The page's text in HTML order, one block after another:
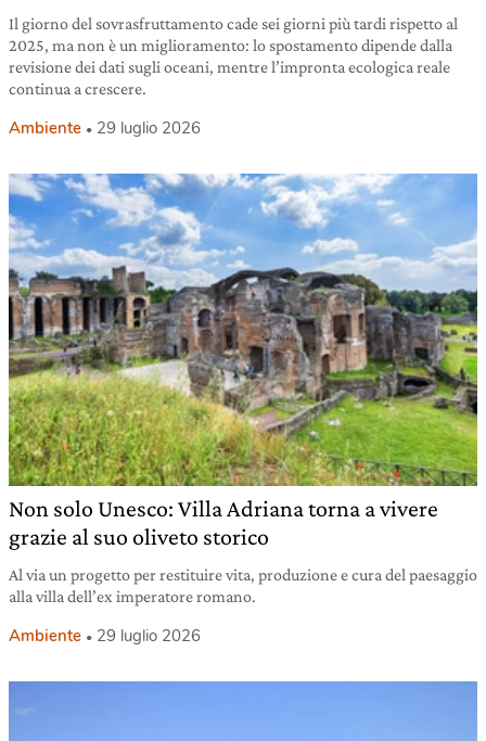
Il giorno del sovrasfruttamento cade sei giorni più tardi rispetto al
2025, ma non è un miglioramento: lo spostamento dipende dalla
revisione dei dati sugli oceani, mentre l’impronta ecologica reale
continua a crescere.
Ambiente 29 luglio 2026
Non solo Unesco: Villa Adriana torna a vivere
grazie al suo oliveto storico
Al via un progetto per restituire vita, produzione e cura del paesaggio
alla villa dell’ex imperatore romano.
Ambiente 29 luglio 2026